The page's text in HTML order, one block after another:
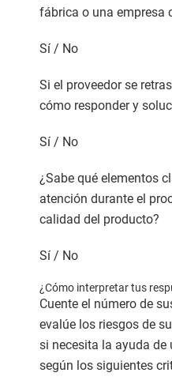
fábrica o una empresa
Sí / No
Si el proveedor se
cómo responder y
Sí / No
¿Sabe qué elementos
atención durante el
calidad del producto?
Sí / No
¿Cómo interpretar tus
Cuente el número de
evalúe los riesgos de
si necesita la ayuda de
según los siguientes